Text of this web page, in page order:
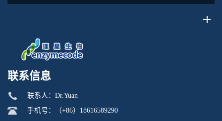
联系信息
联系人：Dr.Yuan
手机号：（+86）18616589290